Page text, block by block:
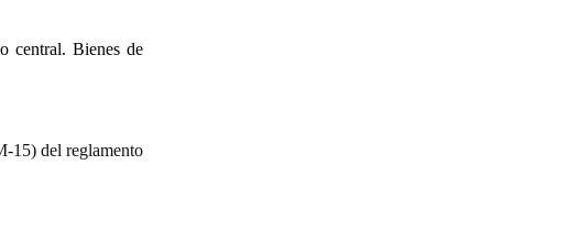
central. Bienes de
15) del reglamento